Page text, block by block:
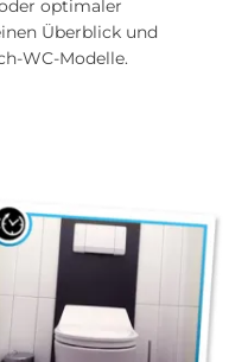
optimaler
Überblick und
WC-Modelle.